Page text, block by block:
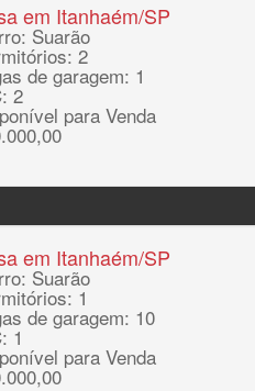
em Itanhaém/SP
Suarão
2
de garagem: 1
2
para Venda
em Itanhaém/SP
Suarão
1
de garagem: 10
1
para Venda